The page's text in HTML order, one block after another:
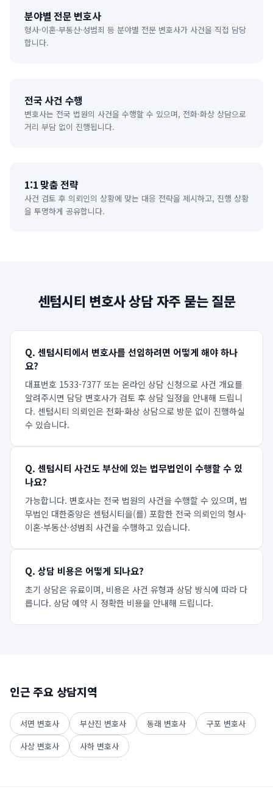
분야별 전문 변호사
형사·이혼·부동산·성범죄 등 분야별 전문 변호사가 사건을 직접 담당
합니다.
전국 사건 수행
변호사는 전국 법원의 사건을 수행할 수 있으며, 전화·화상 상담으로
거리 부담 없이 진행됩니다.
1:1 맞춤 전략
사건 검토 후 의뢰인의 상황에 맞는 대응 전략을 제시하고, 진행 상황
을 투명하게 공유합니다.
센텀시티 변호사 상담 자주 묻는 질문
Q. 센텀시티에서 변호사를 선임하려면 어떻게 해야 하나
요?
대표번호 1533-7377 또는 온라인 상담 신청으로 사건 개요를
알려주시면 담당 변호사가 검토 후 상담 일정을 안내해 드립니
다. 센텀시티 의뢰인은 전화·화상 상담으로 방문 없이 진행하실
수 있습니다.
Q. 센텀시티 사건도 부산에 있는 법무법인이 수행할 수 있
나요?
가능합니다. 변호사는 전국 법원의 사건을 수행할 수 있으며, 법
무법인 대한중앙은 센텀시티을(를) 포함한 전국 의뢰인의 형사·
이혼·부동산·성범죄 사건을 수행하고 있습니다.
Q. 상담 비용은 어떻게 되나요?
초기 상담은 유료이며, 비용은 사건 유형과 상담 방식에 따라 다
릅니다. 상담 예약 시 정확한 비용을 안내해 드립니다.
인근 주요 상담지역
서면 변호사 부산진 변호사 동래 변호사 구포 변호사
사상 변호사 사하 변호사